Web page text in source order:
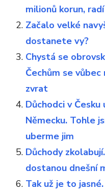
milionů korun,
Začalo velké
dostanete vy?
Chystá se
Čechům se
zvrat
Důchodci v
Německu. Tohle
uberme jim
Důchody
dostanou dnešní
Tak už je to